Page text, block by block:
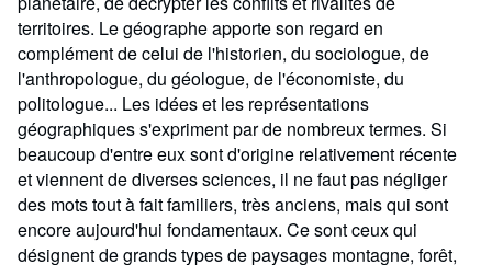
territoires. Le géographe apporte son regard en
complément de celui de l'historien, du sociologue, de
l'anthropologue, du géologue, de l'économiste, du
politologue... Les idées et les représentations
géographiques s'expriment par de nombreux termes. Si
beaucoup d'entre eux sont d'origine relativement récente
et viennent de diverses sciences, il ne faut pas négliger
des mots tout à fait familiers, très anciens, mais qui sont
encore aujourd'hui fondamentaux. Ce sont ceux qui
désignent de grands types de paysages montagne, forêt,